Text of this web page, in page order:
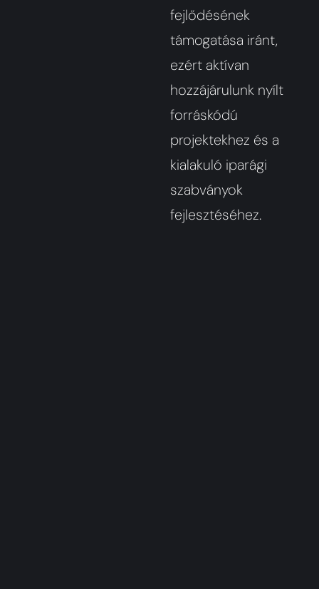
fejlődésének
támogatása iránt,
ezért aktívan
hozzájárulunk nyílt
forráskódú
projektekhez és a
kialakuló iparági
szabványok
fejlesztéséhez.